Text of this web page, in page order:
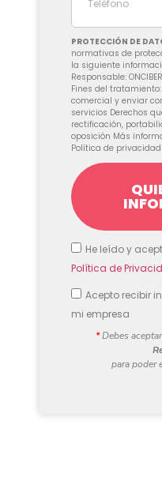
PROTECCIÓN DE
normativas de
la siguiente
Responsable:
Fines del
comercial y enviar
servicios Derechos
rectificación,
oposición Más
Política de privacidad
He leído y
Política de
Acepto recibir
mi empresa
*Debes
para poder